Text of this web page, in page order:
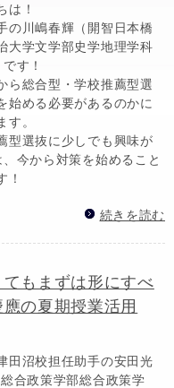
は！
の川嶋春輝（開智日本橋
大学文学部史学地理学科
す！
ら総合型・学校推薦型選
始める必要があるのかに
す。
型選抜に少しでも興味が
今から対策を始めること
！
続きを読む
てもまずは形にすべ
の夏期授業活用
田沼校担任助手の安田光
合政策学部総合政策学